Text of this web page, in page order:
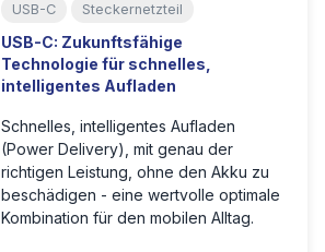
USB-C Steckernetzteil
USB-C: Zukunftsfähige
Technologie für schnelles,
intelligentes Aufladen
Schnelles, intelligentes Aufladen
(Power Delivery), mit genau der
richtigen Leistung, ohne den Akku zu
beschädigen - eine wertvolle optimale
Kombination für den mobilen Alltag.